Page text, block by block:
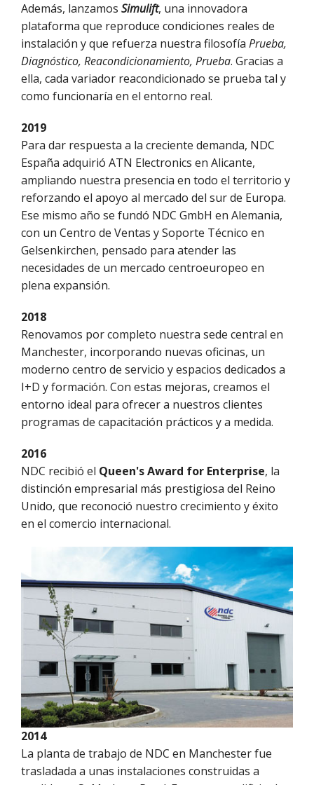
Además, lanzamos Simulift, una innovadora
plataforma que reproduce condiciones reales de
instalación y que refuerza nuestra filosofía Prueba,
Diagnóstico, Reacondicionamiento, Prueba. Gracias a
ella, cada variador reacondicionado se prueba tal y
como funcionaría en el entorno real.
2019
Para dar respuesta a la creciente demanda, NDC
España adquirió ATN Electronics en Alicante,
ampliando nuestra presencia en todo el territorio y
reforzando el apoyo al mercado del sur de Europa.
Ese mismo año se fundó NDC GmbH en Alemania,
con un Centro de Ventas y Soporte Técnico en
Gelsenkirchen, pensado para atender las
necesidades de un mercado centroeuropeo en
plena expansión.
2018
Renovamos por completo nuestra sede central en
Manchester, incorporando nuevas oficinas, un
moderno centro de servicio y espacios dedicados a
I+D y formación. Con estas mejoras, creamos el
entorno ideal para ofrecer a nuestros clientes
programas de capacitación prácticos y a medida.
2016
NDC recibió el Queen's Award for Enterprise, la
distinción empresarial más prestigiosa del Reino
Unido, que reconoció nuestro crecimiento y éxito
en el comercio internacional.
2014
La planta de trabajo de NDC en Manchester fue
trasladada a unas instalaciones construidas a